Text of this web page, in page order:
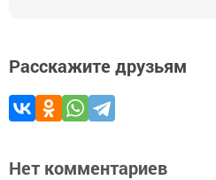
Расскажите друзьям
Нет комментариев